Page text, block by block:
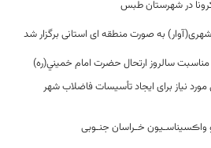
به صورت منطقه ای استانی برگزار شد
مناسبت سالروز ارتحال حضرت امام خمیني(ره)
نیاز برای ایجاد تأسیسات فاضلاب شهر
واڪسیناسـیون خـراسان جنـوبی